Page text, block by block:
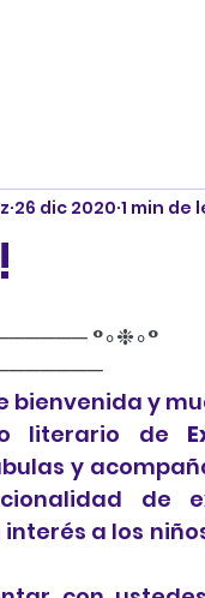
26 dic 2020 1 min de
°∘❉∘°
bienvenida y
literario de
y
de
a los